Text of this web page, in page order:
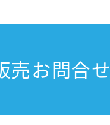
売お問合せ